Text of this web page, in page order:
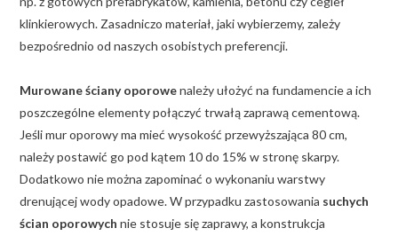
klinkierowych. Zasadniczo materiał, jaki wybierzemy, zależy
bezpośrednio od naszych osobistych preferencji.
Murowane ściany oporowenależy ułożyć na fundamencie a ich
poszczególne elementy połączyć trwałą zaprawą cementową.
Jeśli mur oporowy ma mieć wysokość przewyższająca 80 cm,
należy postawić go pod kątem 10 do 15% w stronę skarpy.
Dodatkowo nie można zapominać o wykonaniu warstwy
drenującej wody opadowe. W przypadku zastosowania suchych
ścian oporowych nie stosuje się zaprawy, a konstrukcja